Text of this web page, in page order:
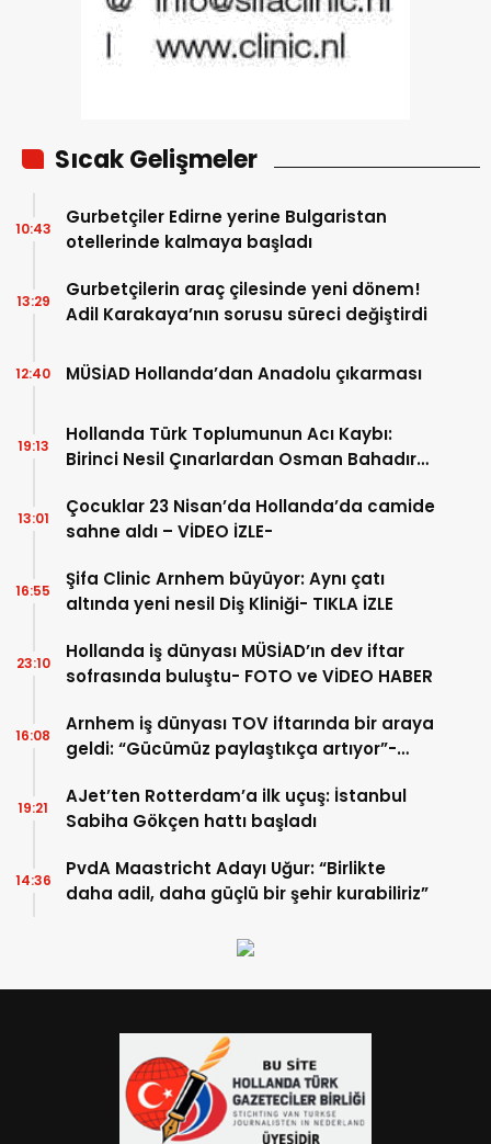
Sıcak Gelişmeler
Gurbetçiler Edirne yerine Bulgaristan
otellerinde kalmaya başladı
10:43
Gurbetçilerin araç çilesinde yeni dönem!
Adil Karakaya’nın sorusu süreci değiştirdi
13:29
MÜSİAD Hollanda’dan Anadolu çıkarması
12:40
Hollanda Türk Toplumunun Acı Kaybı:
Birinci Nesil Çınarlardan Osman Bahadır
19:13
Çocuklar 23 Nisan’da Hollanda’da camide
sahne aldı – VİDEO İZLE-
13:01
Şifa Clinic Arnhem büyüyor: Aynı çatı
altında yeni nesil Diş Kliniği- TIKLA İZLE
16:55
Hollanda iş dünyası MÜSİAD’ın dev iftar
sofrasında buluştu- FOTO ve VİDEO HABER
23:10
Arnhem iş dünyası TOV iftarında bir araya
geldi: “Gücümüz paylaştıkça artıyor”-
16:08
AJet’ten Rotterdam’a ilk uçuş: İstanbul
Sabiha Gökçen hattı başladı
19:21
PvdA Maastricht Adayı Uğur: “Birlikte
daha adil, daha güçlü bir şehir kurabiliriz”
14:36